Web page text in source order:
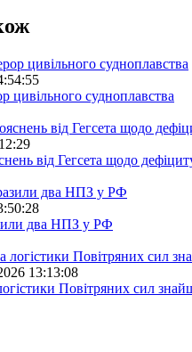
цивільного судноплавства
від Гегсета щодо
два НПЗ у РФ
13:13:08
Повітряних сил